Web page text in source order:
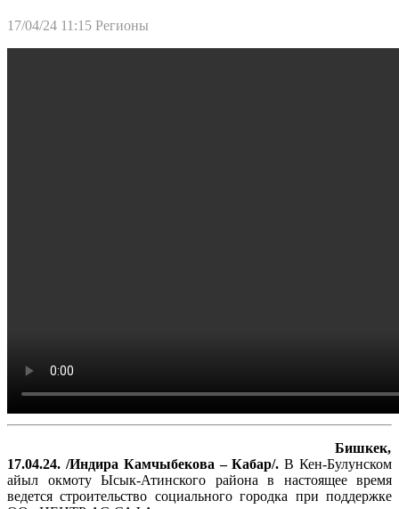
17/04/24 11:15 Регионы
Бишкек,
17.04.24. /Индира Камчыбекова – Кабар/. В Кен-Булунском
айыл окмоту Ысык-Атинского района в настоящее время
ведется строительство социального городка при поддержке